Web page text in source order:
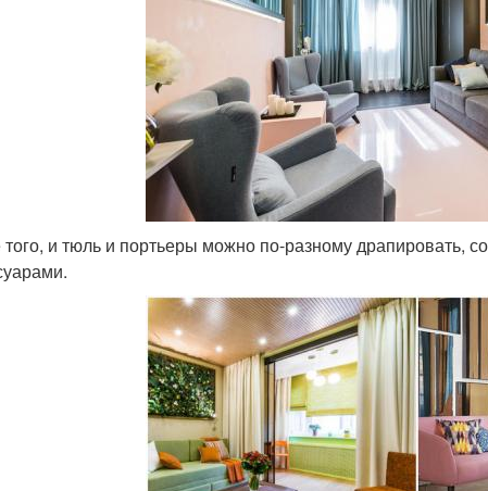
и тюль и портьеры можно по-разному драпировать,